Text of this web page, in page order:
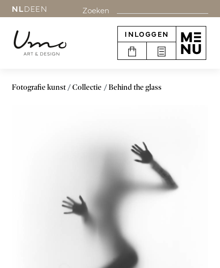
NLDEEN Zoeken
INLOGGEN
Fotografie kunst Collectie Behind the glass